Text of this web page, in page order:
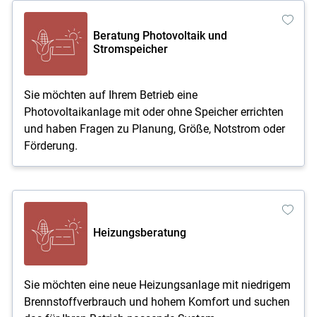
Beratung Photovoltaik und
Stromspeicher
Sie möchten auf Ihrem Betrieb eine
Photovoltaikanlage mit oder ohne Speicher errichten
und haben Fragen zu Planung, Größe, Notstrom oder
Förderung.
Heizungsberatung
Sie möchten eine neue Heizungsanlage mit niedrigem
Brennstoffverbrauch und hohem Komfort und suchen